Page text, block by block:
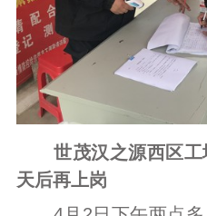
世茂汉之源西区工
天后再上岗